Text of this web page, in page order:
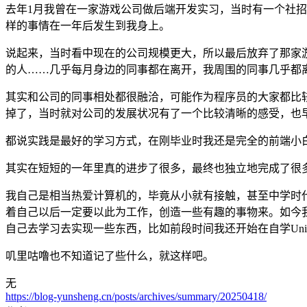
去年1月我曾在一家游戏公司做后端开发实习，当时有一个社
样的事情在一年后发生到我身上。
说起来，当时看中现在的公司规模更大，所以最后放弃了那
的人……几乎每月身边的同事都在离开，我周围的同事几乎都
其实和公司的同事相处都很融洽，可能作为程序员的大家都
掉了，当时就对公司的发展状况有了一个比较清晰的感受，
都说实践是最好的学习方式，在刚毕业时我还是完全的前端
其实在短短的一年里真的进步了很多，最终也独立地完成了
我自己是相当热爱计算机的，毕竟从小就有接触，甚至中学
着自己以后一定要以此为工作，创造一些有趣的事物来。如
自己去学习去实现一些东西，比如前段时间我还开始在自学
叽里咕噜也不知道记了些什么，就这样吧。
无
https://blog-yunsheng.cn/posts/archives/summary/20250418/